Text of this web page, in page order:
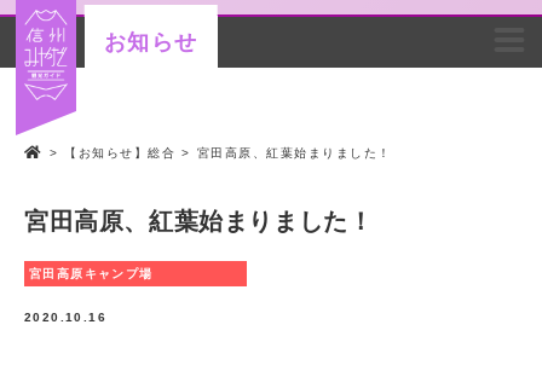
お知らせ
> 【お知らせ】総合 > 宮田高原、紅葉始まりました！
宮田高原、紅葉始まりました！
宮田高原キャンプ場
2020.10.16